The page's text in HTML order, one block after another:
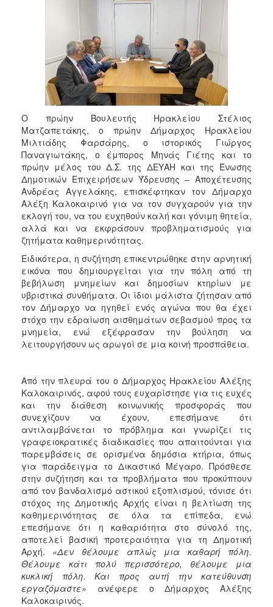
2013
2012
2011
2010
2006
ΔΗΜΟΤΗΣ
ΕΠΙΣΚΕΠΤΗΣ
ΗΡΑΚΛΕΙΟ
Ο πρώην Βουλευτής Ηρακλείου Στέλιος
Ματζαπετάκης, ο πρώην Δήμαρχος Ηρακλείου
Μιλτιάδης Φαρσάρης, ο ιστορικός Γιώργος
Παναγιωτάκης, ο έμπορος Μηνάς Γιέτης και το
πρώην μέλος του Δ.Σ. της ΔΕΥΑΗ και της Ένωσης
Δημοτικών Επιχειρήσεων Ύδρευσης – Αποχέτευσης
Ανδρέας Αγγελάκης, επισκέφτηκαν τον Δήμαρχο
Αλέξη Καλοκαιρινό για να τον συγχαρούν για την
εκλογή του, να του ευχηθούν καλή και γόνιμη θητεία,
αλλά και να εκφράσουν προβληματισμούς για
ζητήματα καθημερινότητας.
Ειδικότερα, η συζήτηση επικεντρώθηκε στην αρνητική
εικόνα που δημιουργείται για την πόλη από τη
βεβήλωση μνημείων και δημοσίων κτηρίων με
υβριστικά συνθήματα. Οι ίδιοι μάλιστα ζήτησαν από
τον Δήμαρχο να ηγηθεί ενός αγώνα που θα έχει
στόχο την εδραίωση αισθημάτων σεβασμού προς τα
μνημεία, ενώ εξέφρασαν την βούληση να
λειτουργήσουν ως αρωγοί σε μια κοινή προσπάθεια.
Από την πλευρά του ο Δήμαρχος Ηρακλείου Αλέξης
Καλοκαιρινός, αφού τους ευχαρίστησε για τις ευχές
και την διάθεση κοινωνικής προσφοράς που
συνεχίζουν να έχουν, επεσήμανε ότι
αντιλαμβάνεται το πρόβλημα και γνωρίζει τις
γραφειοκρατικές διαδικασίες που απαιτούνται για
παρεμβάσεις σε ορισμένα δημόσια κτήρια, όπως
για παράδειγμα το Δικαστικό Μέγαρο. Πρόσθεσε
στην συζήτηση και τα προβλήματα που προκύπτουν
από τον βανδαλισμό αστικού εξοπλισμού, τόνισε ότι
στόχος της Δημοτικής Αρχής είναι η βελτίωση της
καθημερινότητας σε όλα τα επίπεδα, ενώ
επεσήμανε ότι η καθαριότητα στο σύνολό της,
αποτελεί βασική προτεραιότητα για τη Δημοτική
Αρχή. «Δεν θέλουμε απλώς μια καθαρή πόλη.
Θέλουμε κάτι πολύ περισσότερο, θέλουμε μια
κυκλική πόλη. Και προς αυτή την κατεύθυνση
εργαζόμαστε» ανέφερε ο Δήμαρχος Αλέξης
Καλοκαιρινός.